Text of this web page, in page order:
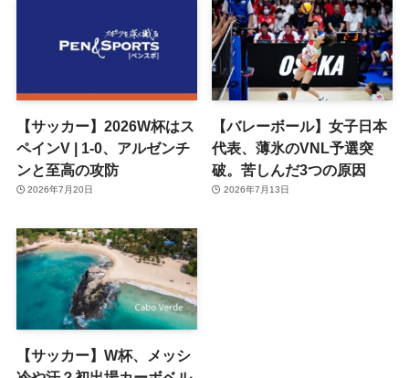
【サッカー】2026W杯はス
ペインV | 1-0、アルゼンチ
ンと至高の攻防
2026年7月20日
【バレーボール】女子日本
代表、薄氷のVNL予選突
破。苦しんだ3つの原因
2026年7月13日
【サッカー】W杯、メッシ